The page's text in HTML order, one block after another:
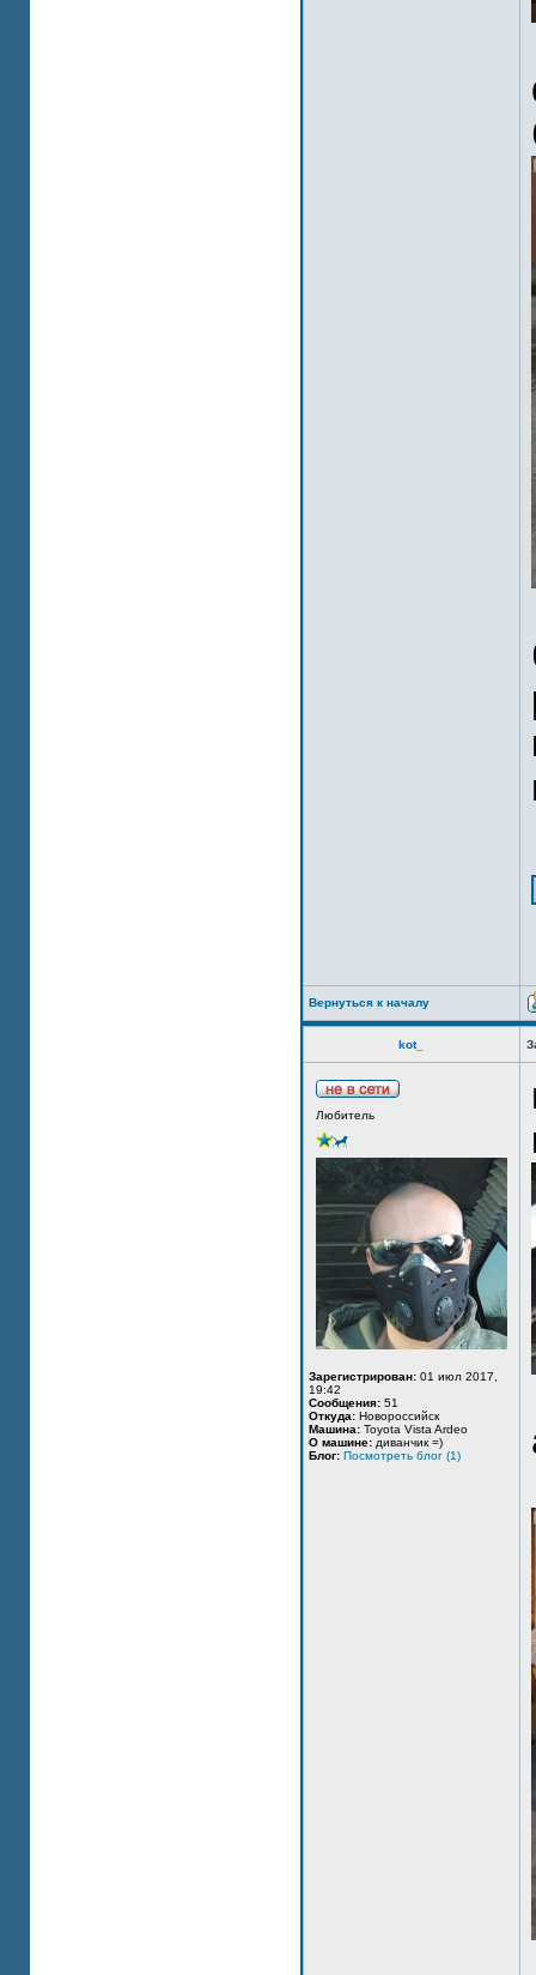
Вернуться к началу
kot_
Любитель
Зарегистрирован: 01 июл 2017,
19:42
Сообщения: 51
Откуда: Новороссийск
Машина: Toyota Vista Ardeo
О машине: диванчик =)
Блог: Посмотреть блог (1)